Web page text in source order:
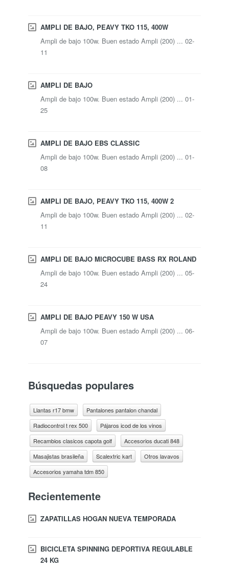
AMPLI DE BAJO, PEAVY TKO 115, 400W
Ampli de bajo 100w. Buen estado Ampli (200) ... 02-
11
AMPLI DE BAJO
Ampli de bajo 100w. Buen estado Ampli (200) ... 01-
25
AMPLI DE BAJO EBS CLASSIC
Ampli de bajo 100w. Buen estado Ampli (200) ... 01-
08
AMPLI DE BAJO, PEAVY TKO 115, 400W 2
Ampli de bajo 100w. Buen estado Ampli (200) ... 02-
11
AMPLI DE BAJO MICROCUBE BASS RX ROLAND
Ampli de bajo 100w. Buen estado Ampli (200) ... 05-
24
AMPLI DE BAJO PEAVY 150 W USA
Ampli de bajo 100w. Buen estado Ampli (200) ... 06-
07
Búsquedas populares
Llantas r17 bmw
Pantalones pantalon chandal
Radiocontrol t rex 500
Pájaros icod de los vinos
Recambios clasicos capota golf
Accesorios ducati 848
Masajistas brasileña
Scalextric kart
Otros lavavos
Accesorios yamaha tdm 850
Recientemente
ZAPATILLAS HOGAN NUEVA TEMPORADA
BICICLETA SPINNING DEPORTIVA REGULABLE
24 KG